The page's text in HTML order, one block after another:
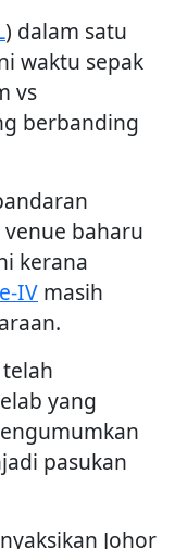
) dalam satu
waktu sepak
vs
berbanding
baharu
kerana
IV masih
yang
pasukan
Johor